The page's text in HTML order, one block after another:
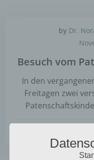
by Dr.
Besuch vom
In den
Freitagen zwei